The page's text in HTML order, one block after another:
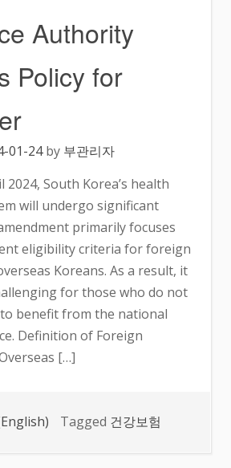
Authority
Policy for
01-24by 부관리자
South Korea’s health
will undergo significant
primarily focuses
eligibility criteria for foreign
Koreans. As a result, it
for those who do not
benefit from the national
Definition of Foreign
[…]
Tagged 건강보험